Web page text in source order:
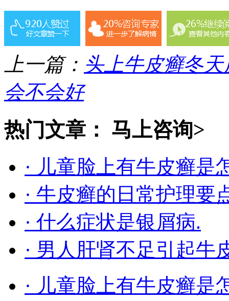
上一篇： 头上牛皮癣冬天
会不会好
热门文章： 马上咨询>
· 儿童脸上有牛皮癣是
· 牛皮癣的日常护理要
· 什么症状是银屑病.
· 男人肝肾不足引起牛
· 儿童脸上有牛皮癣是